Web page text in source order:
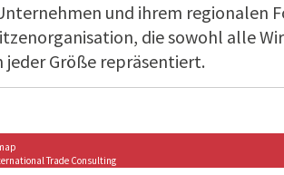
und ihrem regionalen
die sowohl alle
jeder Größe repräsentiert.
Trade Consulting